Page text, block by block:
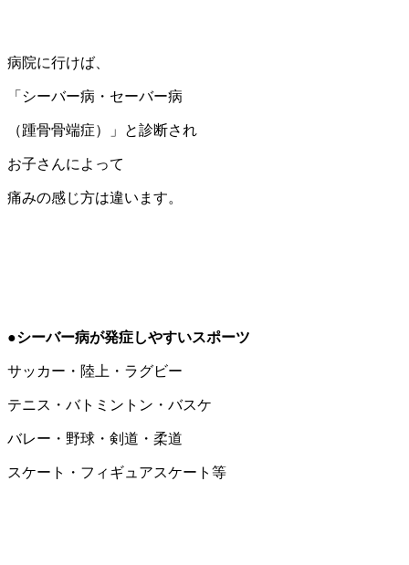
病院に行けば、
「シーバー病・セーバー病
（踵骨骨端症）」と診断され
お子さんによって
痛みの感じ方は違います。
●シーバー病が発症しやすいスポーツ
サッカー・陸上・ラグビー
テニス・バトミントン・バスケ
バレー・野球・剣道・柔道
スケート・フィギュアスケート等